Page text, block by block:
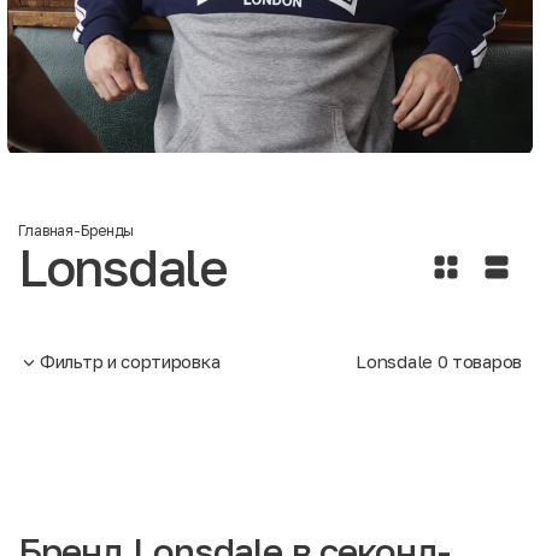
Главная-Бренды
Lonsdale
Фильтр и сортировка Lonsdale 0 товаров